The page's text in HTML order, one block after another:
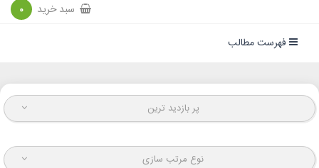
سبد خرید 0
فهرست مطالب
پر بازدید ترین
نوع مرتب سازی